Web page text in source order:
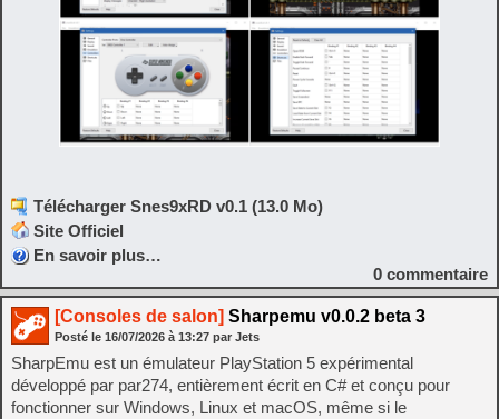
Télécharger Snes9xRD v0.1 (13.0 Mo)
Site Officiel
En savoir plus…
0 commentaire
[Consoles de salon] Sharpemu v0.0.2 beta 3
Posté le 16/07/2026 à 13:27 par Jets
SharpEmu est un émulateur PlayStation 5 expérimental
développé par par274, entièrement écrit en C# et conçu pour
fonctionner sur Windows, Linux et macOS, même si le